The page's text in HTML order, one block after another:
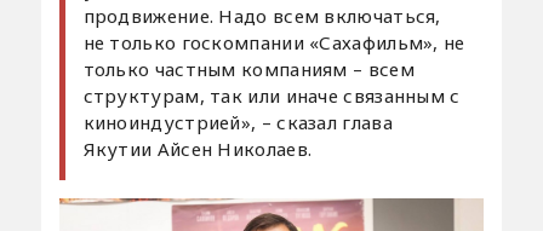
продвижение. Надо всем включаться,
не только госкомпании «Сахафильм», не
только частным компаниям – всем
структурам, так или иначе связанным с
киноиндустрией», – сказал глава
Якутии Айсен Николаев.